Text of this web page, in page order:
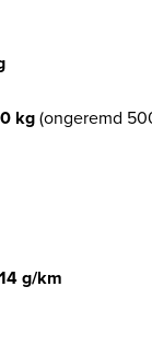
kg(ongeremd
g/km